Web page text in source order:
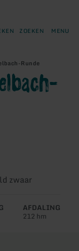
ZOEKEN MENU
Runde
zwaar
AFDALING
212 hm